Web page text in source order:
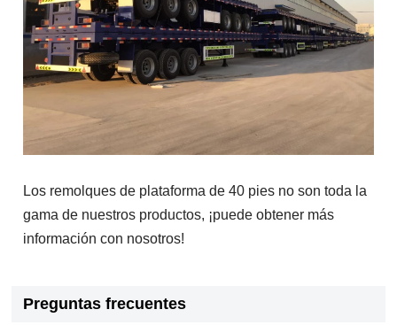
Los remolques de plataforma de 40 pies no son toda la
gama de nuestros productos, ¡puede obtener más
información con nosotros!
Preguntas frecuentes